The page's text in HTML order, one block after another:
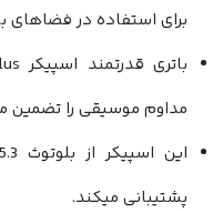
در فضاهای باز بسیار
را تضمین میکند.
این اسپیکر از
میکند.